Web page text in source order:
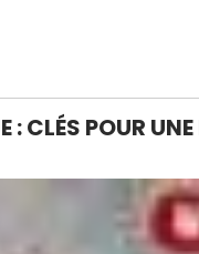
: CLÉS POUR